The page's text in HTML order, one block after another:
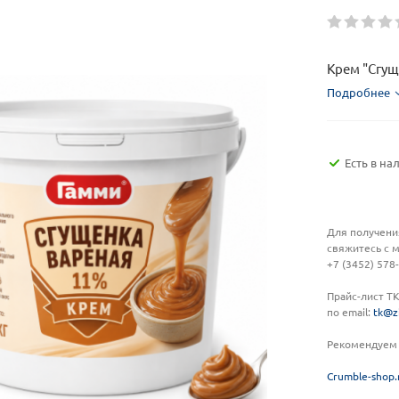
Крем
Подробнее
Есть в
Для
свяжитесь с
+7 (3452)
Прайс-лист
по email:
Рекомендуем
Crumble-